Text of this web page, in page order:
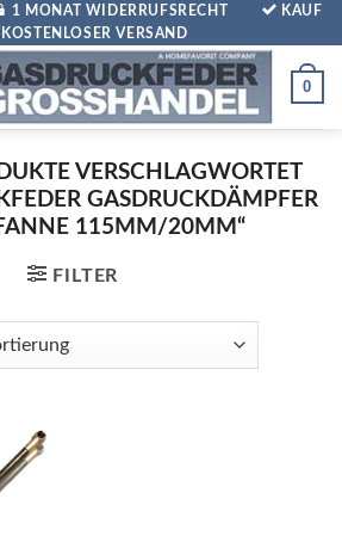
1 MONAT WIDERRUFSRECHT
KAUF
KOSTENLOSER VERSAND
0
VERSCHLAGWORTET
GASDRUCKDÄMPFER
115MM/20MM“
FILTER